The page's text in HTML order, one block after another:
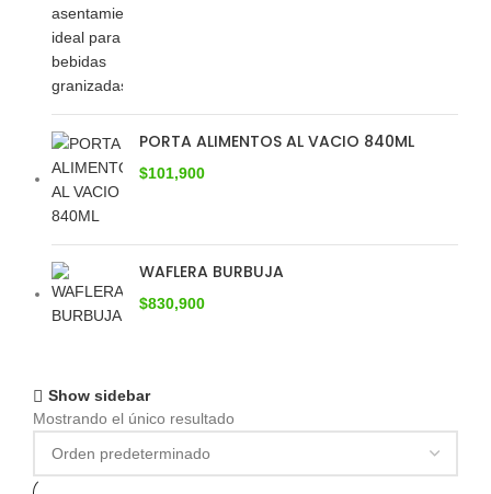
PORTA ALIMENTOS AL VACIO 840ML
$101,900
WAFLERA BURBUJA
$830,900
Show sidebar
Mostrando el único resultado